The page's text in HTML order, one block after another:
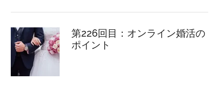
第226回目：オンライン婚活の
ポイント